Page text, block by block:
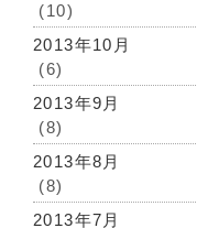
(10)
2013年10月
(6)
2013年9月
(8)
2013年8月
(8)
2013年7月